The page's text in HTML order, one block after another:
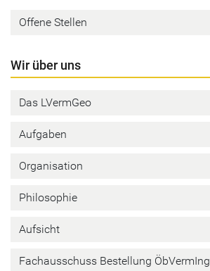
Offene Stellen
Wir über uns
Das LVermGeo
Aufgaben
Organisation
Philosophie
Aufsicht
Fachausschuss Bestellung ÖbVermIng